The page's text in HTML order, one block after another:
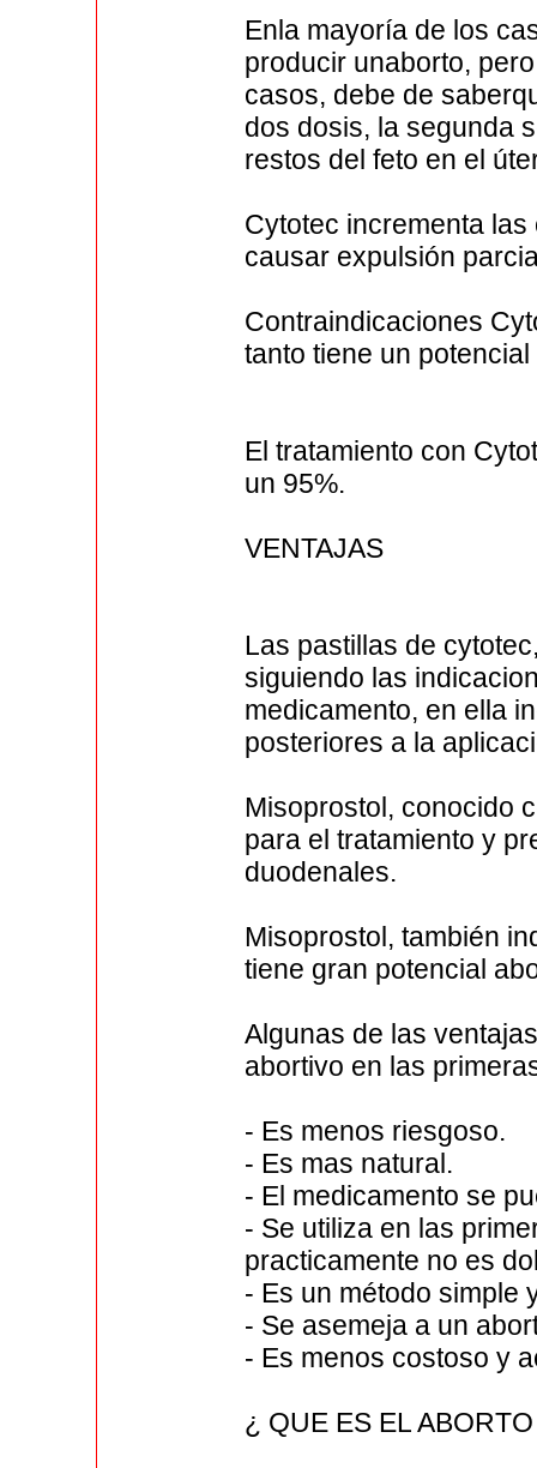
Enla mayoría de los
producir unaborto,
casos, debe de
dos dosis, la segunda
restos del feto en el
Cytotec incrementa
causar expulsión
Contraindicaciones
tanto tiene un
El tratamiento con
un 95%.
VENTAJAS
Las pastillas de
siguiendo las
medicamento, en ella
posteriores a la
Misoprostol, conocido
para el tratamiento y
duodenales.
Misoprostol, también
tiene gran potencial
Algunas de las
abortivo en las
- Es menos riesgoso.
- Es mas natural.
- El medicamento se
- Se utiliza en las
practicamente no es
- Es un método simple
- Se asemeja a un
- Es menos costoso y
¿ QUE ES EL